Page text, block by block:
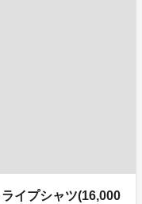
イプシャツ(16,000